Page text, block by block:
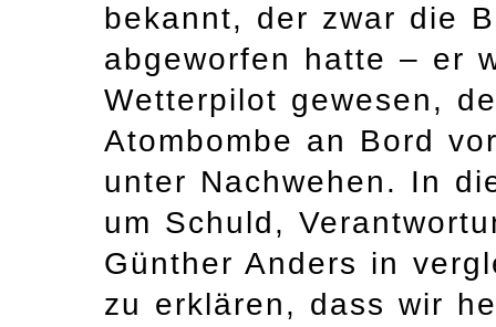
bekannt, der zwar die
abgeworfen hatte – er
Wetterpilot gewesen,
Atombombe an Bord
unter Nachwehen. In
um Schuld,
Günther Anders in
zu erklären, dass wir